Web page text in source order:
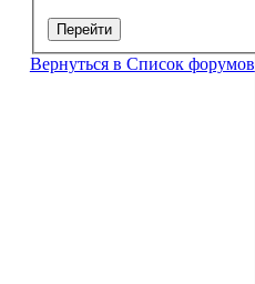
Перейти
Вернуться в Список форумов